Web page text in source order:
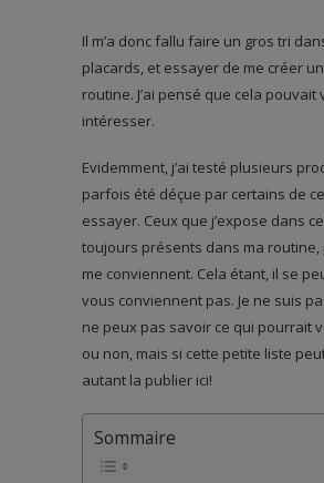
Il m’a donc fallu faire un gros tri
placards, et essayer de me créer
routine. J’ai pensé que cela pouvait
intéresser.
Evidemment, j’ai testé plusieurs
parfois été déçue par certains de
essayer. Ceux que j’expose dans
toujours présents dans ma routine,
me conviennent. Cela étant, il se
vous conviennent pas. Je ne suis
ne peux pas savoir ce qui pourrait
ou non, mais si cette petite liste
autant la publier ici!
Sommaire